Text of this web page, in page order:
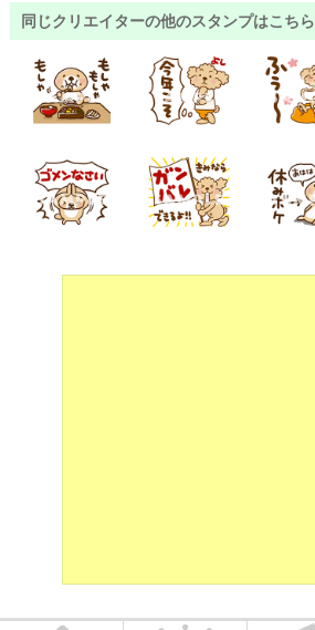
同じクリエイターの他のスタンプはこちら